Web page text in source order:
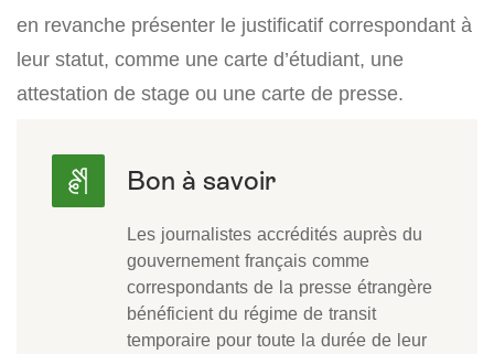
en revanche présenter le justificatif correspondant à
leur statut, comme une carte d’étudiant, une
attestation de stage ou une carte de presse.
Les journalistes accrédités auprès du
gouvernement français comme
correspondants de la presse étrangère
bénéficient du régime de transit
temporaire pour toute la durée de leur